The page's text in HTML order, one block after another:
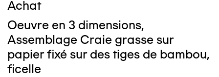
Achat
Oeuvre en 3 dimensions,
Assemblage Craie grasse sur
papier fixé sur des tiges de bambou,
ficelle